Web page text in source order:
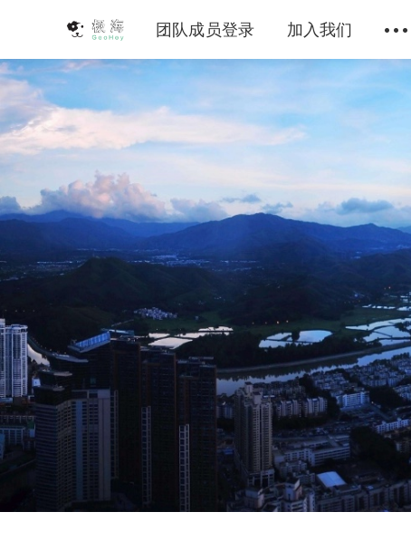
团队成员登录 加入我们